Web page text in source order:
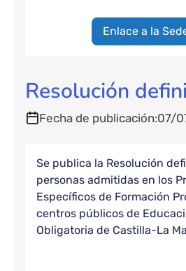
Enlace a la
Resolución
Fecha de publicación 07/
Se publica la Resolución
personas admitidas en los
Específicos de Formación
centros públicos de
Obligatoria de Castilla-La